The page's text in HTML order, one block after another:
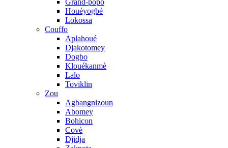
Houéyogbé
Lokossa
Couffo
Aplahoué
Djakotomey
Dogbo
Klouékanmè
Lalo
Toviklin
Zou
Agbangnizoun
Abomey
Bohicon
Covè
Djidja